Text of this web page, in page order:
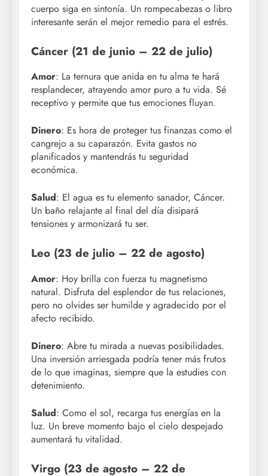
cuerpo siga en sintonía. Un rompecabezas o libro
interesante serán el mejor remedio para el estrés.
Cáncer (21 de junio – 22 de julio)
Amor: La ternura que anida en tu alma te hará
resplandecer, atrayendo amor puro a tu vida. Sé
receptivo y permite que tus emociones fluyan.
Dinero: Es hora de proteger tus finanzas como el
cangrejo a su caparazón. Evita gastos no
planificados y mantendrás tu seguridad
económica.
Salud: El agua es tu elemento sanador, Cáncer.
Un baño relajante al final del día disipará
tensiones y armonizará tu ser.
Leo (23 de julio – 22 de agosto)
Amor: Hoy brilla con fuerza tu magnetismo
natural. Disfruta del esplendor de tus relaciones,
pero no olvides ser humilde y agradecido por el
afecto recibido.
Dinero: Abre tu mirada a nuevas posibilidades.
Una inversión arriesgada podría tener más frutos
de lo que imaginas, siempre que la estudies con
detenimiento.
Salud: Como el sol, recarga tus energías en la
luz. Un breve momento bajo el cielo despejado
aumentará tu vitalidad.
Virgo (23 de agosto – 22 de